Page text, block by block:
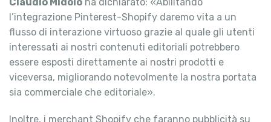
Claudio Midolo ha dichiarato: «Abilitando
l’integrazione Pinterest-Shopify daremo vita a un
flusso di interazione virtuoso grazie al quale gli utenti
interessati ai nostri contenuti editoriali potrebbero
essere esposti direttamente ai nostri prodotti e
viceversa, migliorando notevolmente la nostra portata
sia commerciale che editoriale».
Inoltre, i merchant Shopify che faranno pubblicità su